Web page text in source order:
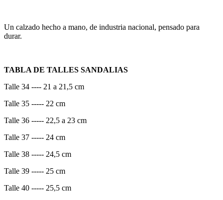
Un calzado hecho a mano, de industria nacional, pensado para
durar.
TABLA DE TALLES SANDALIAS
Talle 34 ---- 21 a 21,5 cm
Talle 35 ----- 22 cm
Talle 36 ----- 22,5 a 23 cm
Talle 37 ----- 24 cm
Talle 38 ----- 24,5 cm
Talle 39 ----- 25 cm
Talle 40 ----- 25,5 cm